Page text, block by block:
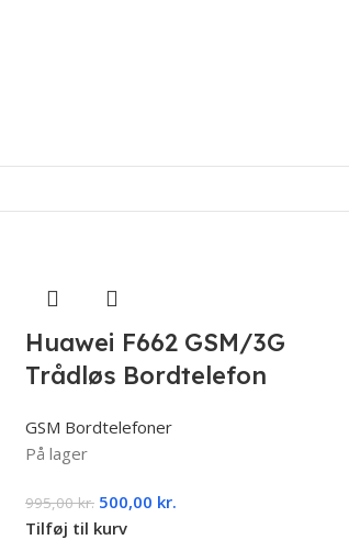
Huawei F662 GSM/3G
Trådløs Bordtelefon
GSM Bordtelefoner
På lager
995,00kr. 500,00 kr.
Tilføj til kurv